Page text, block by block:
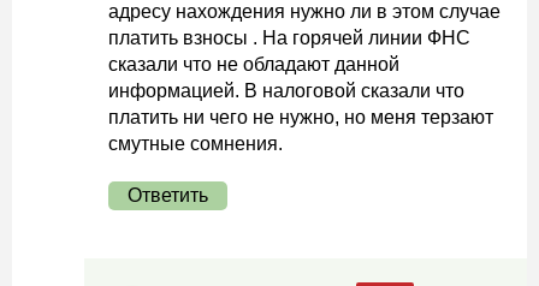
адресу нахождения нужно ли в этом случае
платить взносы . На горячей линии ФНС
сказали что не обладают данной
информацией. В налоговой сказали что
платить ни чего не нужно, но меня терзают
смутные сомнения.
Ответить